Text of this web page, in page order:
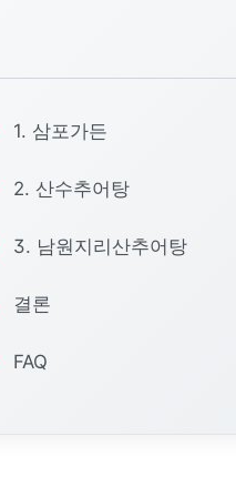
1. 삼포가든
2. 산수추어탕
3. 남원지리산추어탕
결론
FAQ